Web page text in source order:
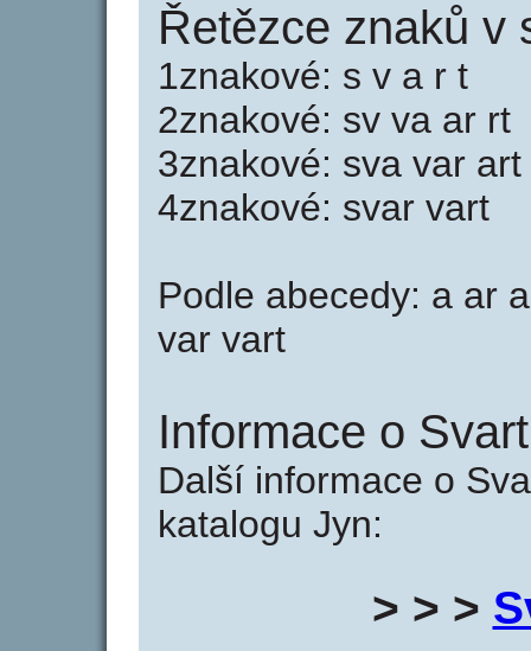
Řetězce znaků v
1znakové: s v a r t
2znakové: sv va ar rt
3znakové: sva var art
4znakové: svar vart
Podle abecedy: a ar
var vart
Informace o
Další informace o
katalogu Jyn:
> > >